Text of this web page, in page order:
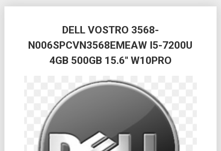
DELL VOSTRO 3568-
N006SPCVN3568EMEAW I5-7200U
4GB 500GB 15.6″ W10PRO
navigation